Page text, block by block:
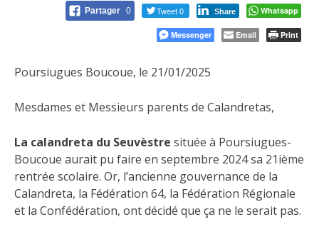
Partager 0 Tweet 0 Share Whatsapp
Messenger Email Print
Poursiugues Boucoue, le 21/01/2025
Mesdames et Messieurs parents de Calandretas,
La calandreta du Seuvèstre située à Poursiugues-
Boucoue aurait pu faire en septembre 2024 sa 21ième
rentrée scolaire. Or, l’ancienne gouvernance de la
Calandreta, la Fédération 64, la Fédération Régionale
et la Confédération, ont décidé que ça ne le serait pas.